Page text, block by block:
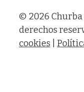
© 2026 Churba
derechos
cookies